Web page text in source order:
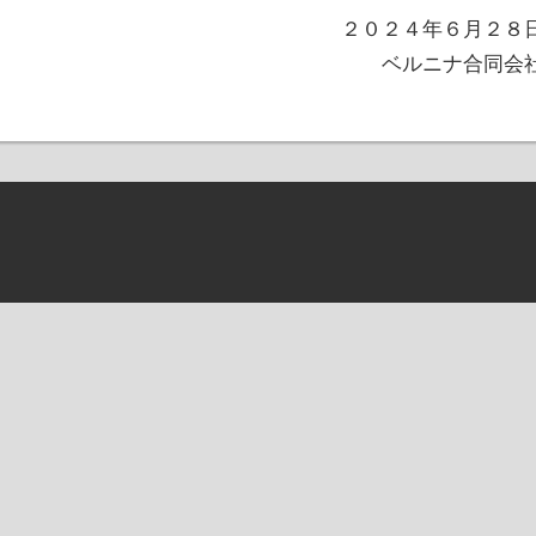
２０２４年６月２８
ベルニナ合同会